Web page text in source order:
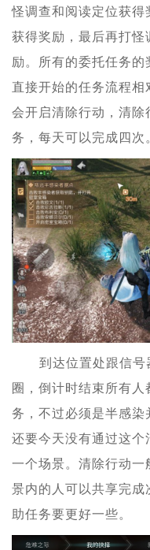
怪调查和阅读定位获得
获得奖励，最后再打怪
励。所有的委托任务
直接开始的任务流程
会开启清除行动，清
务，每天可以完成四次
到达位置处跟信
圈，倒计时结束所有
务，不过必须是半感染
还要今天没有通过这个
一个场景。清除行动一
景内的人可以共享完成
助任务要更好一些。